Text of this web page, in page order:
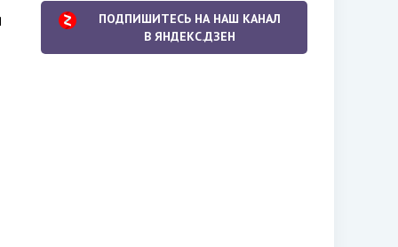
ПОДПИШИТЕСЬ НА НАШ КАНАЛ
В ЯНДЕКС.ДЗЕН